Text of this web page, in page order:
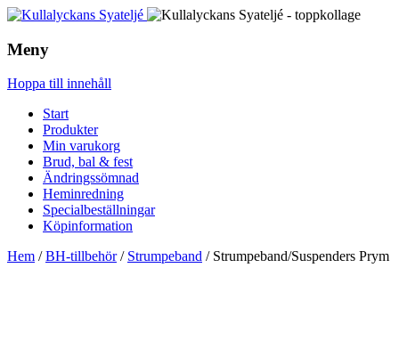
Meny
Hoppa till innehåll
Start
Produkter
Min varukorg
Brud, bal & fest
Ändringssömnad
Heminredning
Specialbeställningar
Köpinformation
Hem /BH-tillbehör/ Strumpeband / Strumpeband/Suspenders Prym